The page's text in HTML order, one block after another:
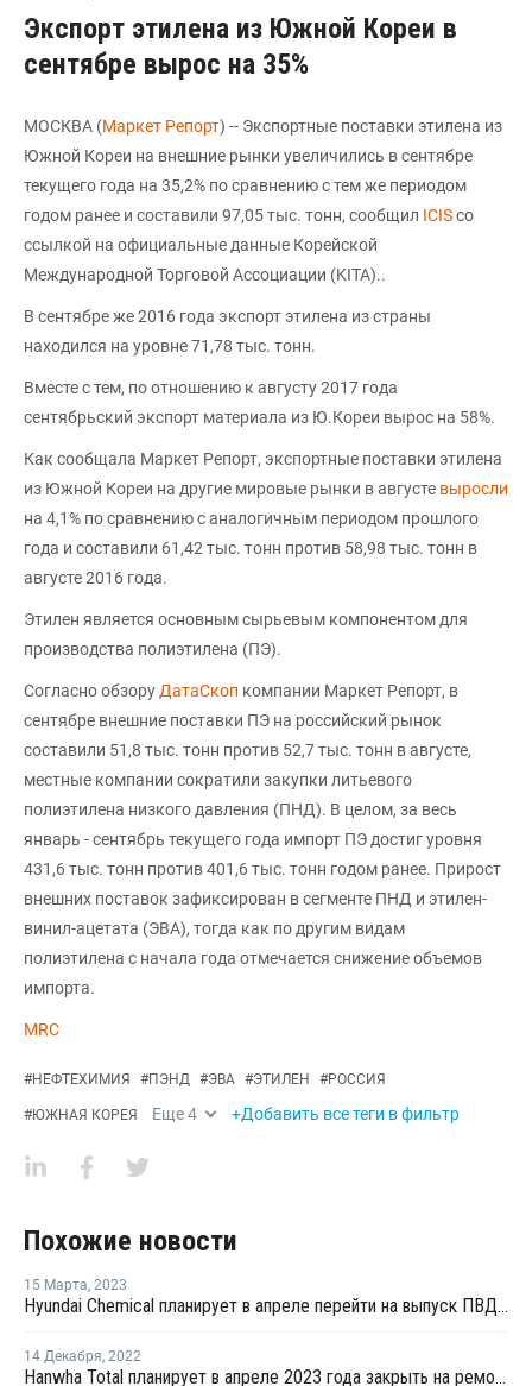
Экспорт этилена из Южной Кореи в
сентябре вырос на 35%
МОСКВА (Маркет Репорт) -- Экспортные поставки этилена из
Южной Кореи на внешние рынки увеличились в сентябре
текущего года на 35,2% по сравнению с тем же периодом
годом ранее и составили 97,05 тыс. тонн, сообщил ICISсо
ссылкой на официальные данные Корейской
Международной Торговой Ассоциации (KITA)..
В сентябре же 2016 года экспорт этилена из страны
находился на уровне 71,78 тыс. тонн.
Вместе с тем, по отношению к августу 2017 года
сентябрьский экспорт материала из Ю.Кореи вырос на 58%.
Как сообщала Маркет Репорт, экспортные поставки этилена
из Южной Кореи на другие мировые рынки в августе выросли
на 4,1% по сравнению с аналогичным периодом прошлого
года и составили 61,42 тыс. тонн против 58,98 тыс. тонн в
августе 2016 года.
Этилен является основным сырьевым компонентом для
производства полиэтилена (ПЭ).
Согласно обзору ДатаСкоп компании Маркет Репорт, в
сентябре внешние поставки ПЭ на российский рынок
составили 51,8 тыс. тонн против 52,7 тыс. тонн в августе,
местные компании сократили закупки литьевого
полиэтилена низкого давления (ПНД). В целом, за весь
январь - сентябрь текущего года импорт ПЭ достиг уровня
431,6 тыс. тонн против 401,6 тыс. тонн годом ранее. Прирост
внешних поставок зафиксирован в сегменте ПНД и этилен-
винил-ацетата (ЭВА), тогда как по другим видам
полиэтилена с начала года отмечается снижение объемов
импорта.
MRC
#НЕФТЕХИМИЯ #ПЭНД #ЭВА #ЭТИЛЕН #РОССИЯ
#ЮЖНАЯ КОРЕЯ Еще4 +Добавить все теги в фильтр
Похожие новости
15 Марта, 2023
Hyundai Chemical планирует в апреле перейти на выпуск ПВД на заводе в Даэсане
14 Декабря, 2022
Hanwha Total планирует в апреле 2023 года закрыть на ремонт две линии по выпуску ЭВА в Даэсане